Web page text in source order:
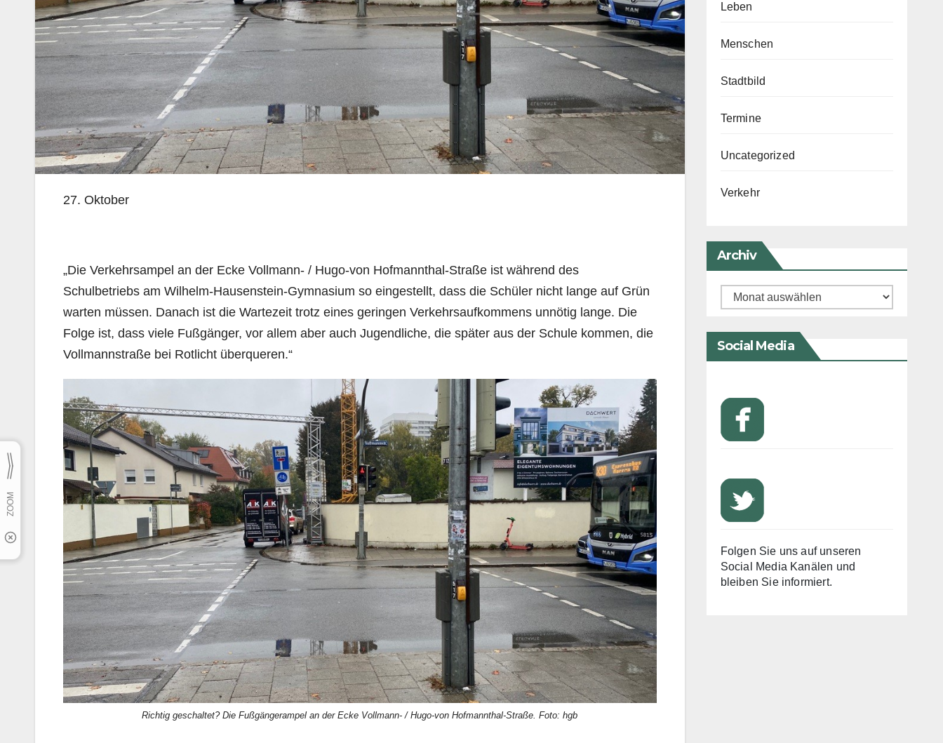
27. Oktober
„Die Verkehrsampel an der Ecke Vollmann- / Hugo-von Hofmannthal-Straße ist während des
Schulbetriebs am Wilhelm-Hausenstein-Gymnasium so eingestellt, dass die Schüler nicht lange auf Grün
warten müssen. Danach ist die Wartezeit trotz eines geringen Verkehrsaufkommens unnötig lange. Die
Folge ist, dass viele Fußgänger, vor allem aber auch Jugendliche, die später aus der Schule kommen, die
Vollmannstraße bei Rotlicht überqueren.“
Richtig geschaltet? Die Fußgängerampel an der Ecke Vollmann- / Hugo-von Hofmannthal-Straße. Foto: hgb
Leben
Menschen
Stadtbild
Termine
Uncategorized
Verkehr
Archiv
Archiv
Social Media
Folgen Sie uns auf unseren
Social Media Kanälen und
bleiben Sie informiert.